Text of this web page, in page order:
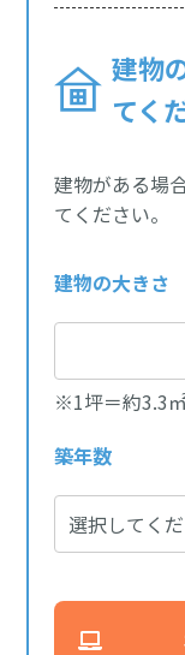
建物
てく
建物がある場
てください。
建物の大きさ
※1坪＝約3.3
築年数